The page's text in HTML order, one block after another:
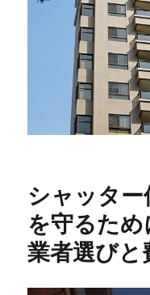
シャッタ
を守るた
業者選び